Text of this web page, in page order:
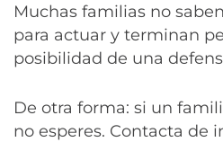
Muchas familias no
para actuar y terminan
posibilidad de una
De otra forma: si un
no esperes. Contacta de